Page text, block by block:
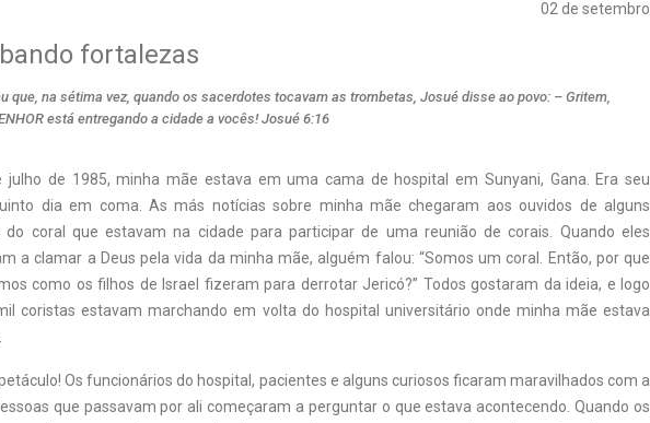
02 de setembro
fortalezas
que, na sétima vez, quando os sacerdotes tocavam as trombetas, Josué disse ao povo: – Gritem,
está entregando a cidade a vocês! Josué 6:16
julho de 1985, minha mãe estava em uma cama de hospital em Sunyani, Gana. Era seu
dia em coma. As más notícias sobre minha mãe chegaram aos ouvidos de alguns
do coral que estavam na cidade para participar de uma reunião de corais. Quando eles
a clamar a Deus pela vida da minha mãe, alguém falou: “Somos um coral. Então, por que
como os filhos de Israel fizeram para derrotar Jericó?” Todos gostaram da ideia, e logo
coristas estavam marchando em volta do hospital universitário onde minha mãe estava
Os funcionários do hospital, pacientes e alguns curiosos ficaram maravilhados com a
que passavam por ali começaram a perguntar o que estava acontecendo. Quando os